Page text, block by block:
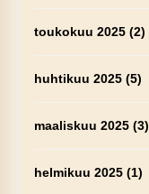
toukokuu 2025(2)
huhtikuu 2025(5)
maaliskuu 2025(3)
helmikuu 2025(1)